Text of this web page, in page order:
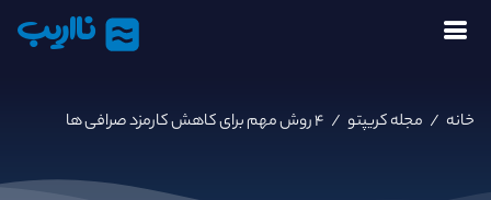
نااریب
خانه / مجله کریپتو / ۴ روش مهم برای کاهش کارمزد صرافی ها